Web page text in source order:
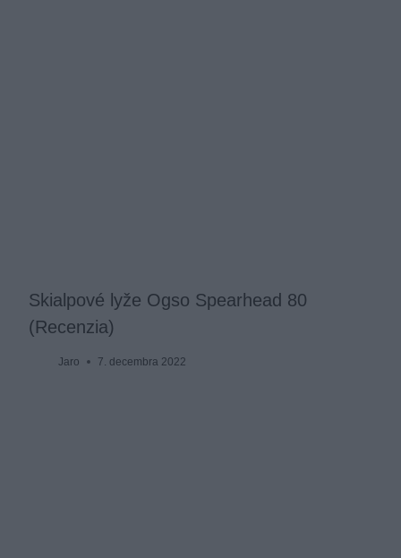
Skialpové lyže Ogso Spearhead 80
(Recenzia)
Jaro 7. decembra 2022